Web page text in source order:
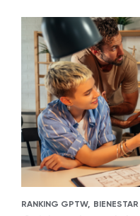
RANKING GPTW,